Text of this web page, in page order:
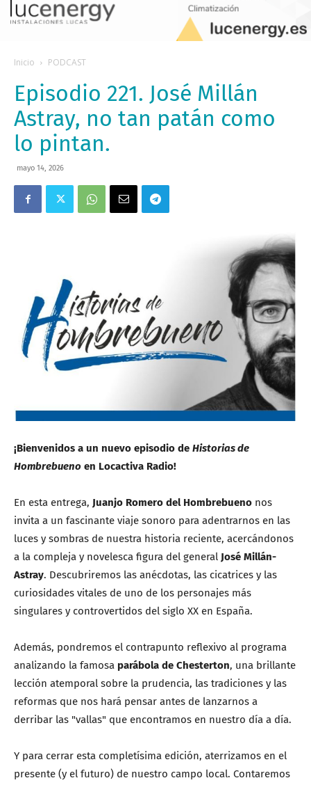
Inicio PODCAST
Episodio 221. José Millán
Astray, no tan patán como
lo pintan.
mayo 14, 2026
¡Bienvenidos a un nuevo episodio de Historias de
Hombrebueno en Locactiva Radio!
En esta entrega, Juanjo Romero del Hombrebueno nos
invita a un fascinante viaje sonoro para adentrarnos en las
luces y sombras de nuestra historia reciente, acercándonos
a la compleja y novelesca figura del general José Millán-
Astray. Descubriremos las anécdotas, las cicatrices y las
curiosidades vitales de uno de los personajes más
singulares y controvertidos del siglo XX en España.
Además, pondremos el contrapunto reflexivo al programa
analizando la famosa parábola de Chesterton, una brillante
lección atemporal sobre la prudencia, las tradiciones y las
reformas que nos hará pensar antes de lanzarnos a
derribar las "vallas" que encontramos en nuestro día a día.
Y para cerrar esta completísima edición, aterrizamos en el
presente (y el futuro) de nuestro campo local. Contaremos